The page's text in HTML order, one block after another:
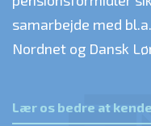
samarbejde med
Nordnet og Dansk
Lær os bedre at kende